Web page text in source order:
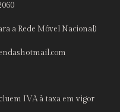
a Rede Móvel Nacional)
IVA à taxa em vigor